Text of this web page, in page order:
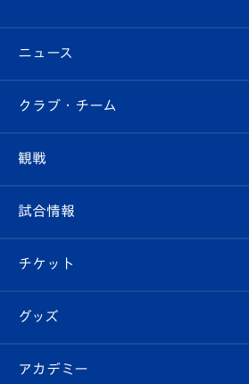
ニュース
すべて
クラブ
試合情報
チケット
イベント
クラブ・チーム
クラブ概要
エンブレム紹介
スタッフプロフィール
観戦
観戦ルール
はじめての観戦ガイド
Revive Team
試合情報
試合日程/結果
フォトギャラリー
チケット
チケット
グッズ
オンラインショップ
アカデミー